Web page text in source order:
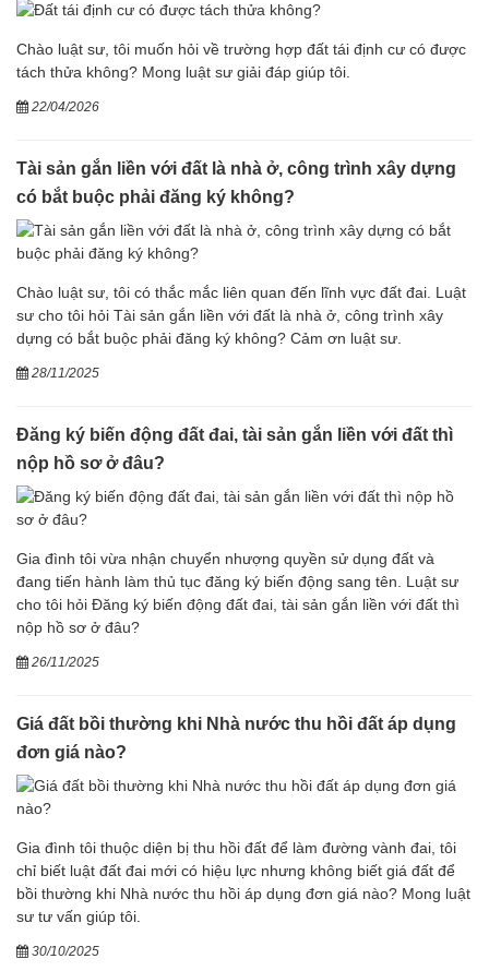
Chào luật sư, tôi muốn hỏi về trường hợp đất tái định cư có được
tách thửa không? Mong luật sư giải đáp giúp tôi.
22/04/2026
Tài sản gắn liền với đất là nhà ở, công trình xây dựng
có bắt buộc phải đăng ký không?
Chào luật sư, tôi có thắc mắc liên quan đến lĩnh vực đất đai. Luật
sư cho tôi hỏi Tài sản gắn liền với đất là nhà ở, công trình xây
dựng có bắt buộc phải đăng ký không? Cảm ơn luật sư.
28/11/2025
Đăng ký biến động đất đai, tài sản gắn liền với đất thì
nộp hồ sơ ở đâu?
Gia đình tôi vừa nhận chuyển nhượng quyền sử dụng đất và
đang tiến hành làm thủ tục đăng ký biến động sang tên. Luật sư
cho tôi hỏi Đăng ký biến động đất đai, tài sản gắn liền với đất thì
nộp hồ sơ ở đâu?
26/11/2025
Giá đất bồi thường khi Nhà nước thu hồi đất áp dụng
đơn giá nào?
Gia đình tôi thuộc diện bị thu hồi đất để làm đường vành đai, tôi
chỉ biết luật đất đai mới có hiệu lực nhưng không biết giá đất để
bồi thường khi Nhà nước thu hồi áp dụng đơn giá nào? Mong luật
sư tư vấn giúp tôi.
30/10/2025